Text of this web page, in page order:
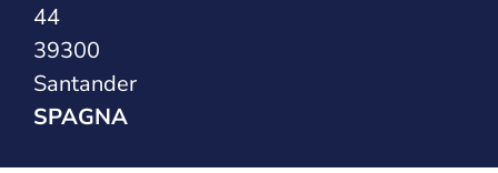
44
39300
Santander
SPAGNA